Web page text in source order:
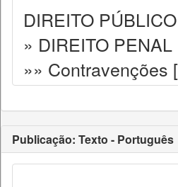
DIREITO
» DIREITO PENAL
»» Contravenções [
Publicação: Texto - Português